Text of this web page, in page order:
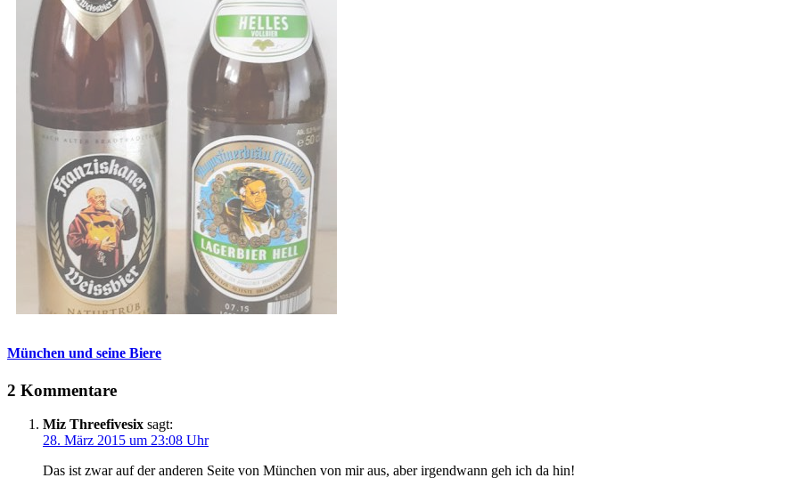
München und seine Biere
2 Kommentare
Miz Threefivesix sagt:
28. März 2015 um 23:08 Uhr
Das ist zwar auf der anderen Seite von München von mir aus, aber irgendwann geh ich da hin!